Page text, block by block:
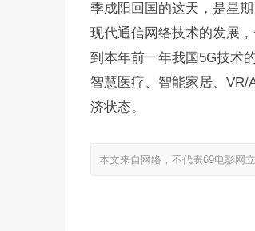
季成阳回国的这天，是星期
现代通信网络技术的发展
到本年前一年我国5G技术
智慧医疗、智能家居、
济状态。
本文来自网络，不代表69电影网